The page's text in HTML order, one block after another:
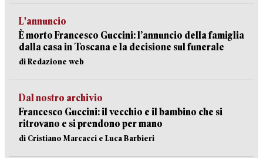
L'annuncio
È morto Francesco Guccini: l’annuncio della famiglia
dalla casa in Toscana e la decisione sul funerale
di Redazione web
Dal nostro archivio
Francesco Guccini: il vecchio e il bambino che si
ritrovano e si prendono per mano
di Cristiano Marcacci e Luca Barbieri